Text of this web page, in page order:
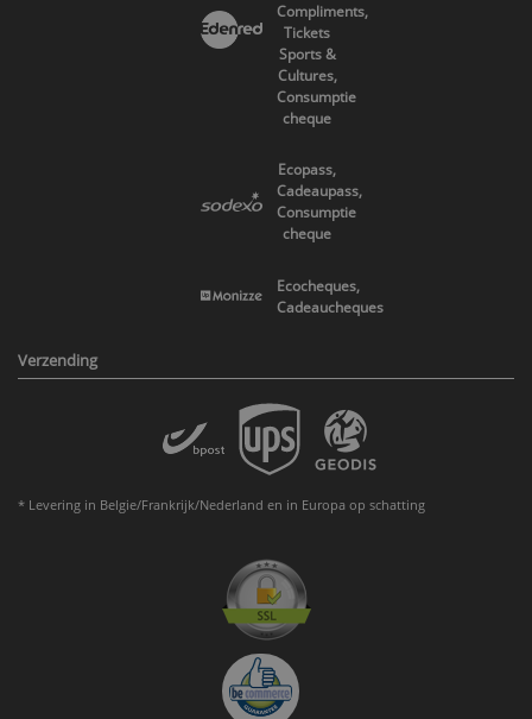
Compliments,
Tickets
Sports &
Cultures,
Consumptie
cheque
Ecopass,
Cadeaupass,
Consumptie
cheque
Ecocheques,
Cadeaucheques
Verzending
* Levering in Belgie/Frankrijk/Nederland en in Europa op schatting